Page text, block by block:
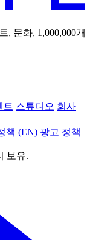
, 문화, 1,000,000개
트 스튜디오 회사
책 (EN) 광고 정책
보유.